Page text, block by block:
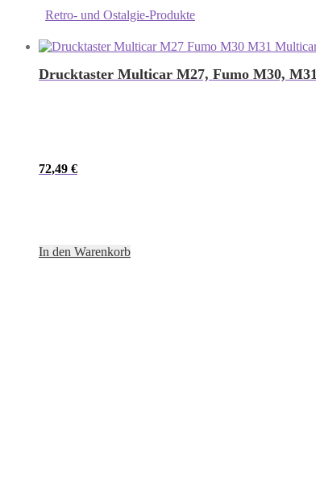
Retro- und Ostalgie-Produkte
Drucktaster Multicar M27, Fumo M30, M31
72,49 €
In den Warenkorb